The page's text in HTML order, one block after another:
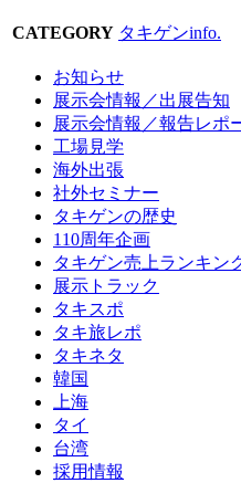
CATEGORY タキゲンinfo.
お知らせ
展示会情報／出展告知
展示会情報／報告レポ
工場見学
海外出張
社外セミナー
タキゲンの歴史
110周年企画
タキゲン売上ランキン
展示トラック
タキスポ
タキ旅レポ
タキネタ
韓国
上海
タイ
台湾
採用情報